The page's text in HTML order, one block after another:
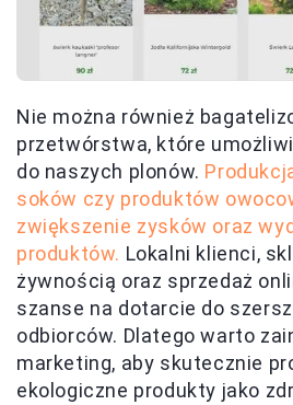
Nie można również
przetwórstwa, które
do naszych plonów.
soków czy produktów
zwiększenie zysków oraz
produktów. Lokalni klienci,
żywnością oraz sprzedaż
szanse na dotarcie do
odbiorców. Dlatego warto
marketing, aby skutecznie
ekologiczne produkty jako